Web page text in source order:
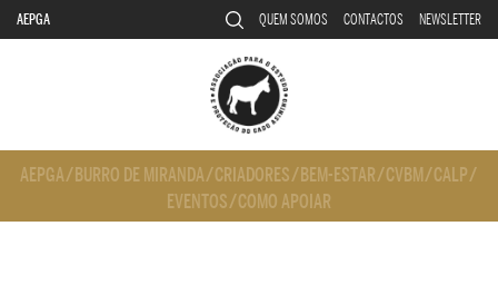
AEPGA QUEM SOMOS CONTACTOS NEWSLETTER
AEPGA/ BURRO DE MIRANDA/CRIADORES/ BEM-ESTAR/CVBM/CALP/
EVENTOS/COMO APOIAR